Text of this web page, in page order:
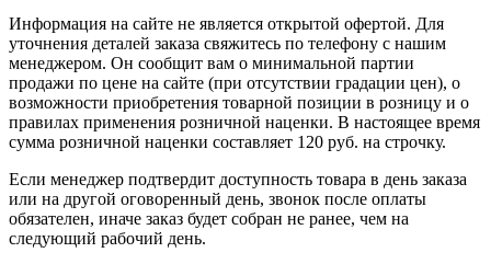
Информация на сайте не является открытой офертой. Для
уточнения деталей заказа свяжитесь по телефону с нашим
менеджером. Он сообщит вам о минимальной партии
продажи по цене на сайте (при отсутствии градации цен), о
возможности приобретения товарной позиции в розницу и о
правилах применения розничной наценки. В настоящее время
сумма розничной наценки составляет 120 руб. на строчку.
Если менеджер подтвердит доступность товара в день заказа
или на другой оговоренный день, звонок после оплаты
обязателен, иначе заказ будет собран не ранее, чем на
следующий рабочий день.